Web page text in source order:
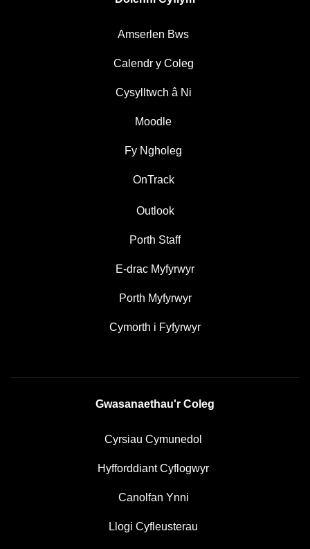
Amserlen Bws
Calendr y Coleg
Cysylltwch â Ni
Moodle
Fy Ngholeg
OnTrack
Outlook
Porth Staff
E-drac Myfyrwyr
Porth Myfyrwyr
Cymorth i Fyfyrwyr
Gwasanaethau'r Coleg
Cyrsiau Cymunedol
Hyfforddiant Cyflogwyr
Canolfan Ynni
Llogi Cyfleusterau